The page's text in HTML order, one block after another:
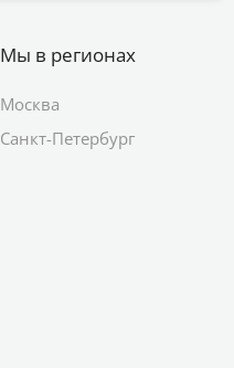
Мы в регионах
Москва
Санкт-Петербург